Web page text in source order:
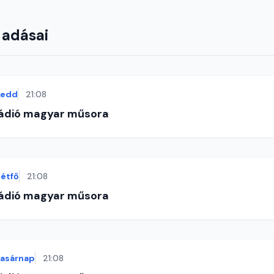
21:08
magyar műsora
21:08
magyar műsora
21:08